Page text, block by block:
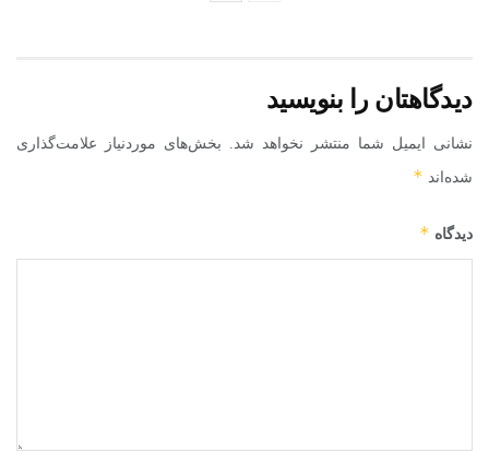
دیدگاهتان را بنویسید
نشانی ایمیل شما منتشر نخواهد شد. بخش‌های موردنیاز علامت‌گذاری
شده‌اند *
دیدگاه *